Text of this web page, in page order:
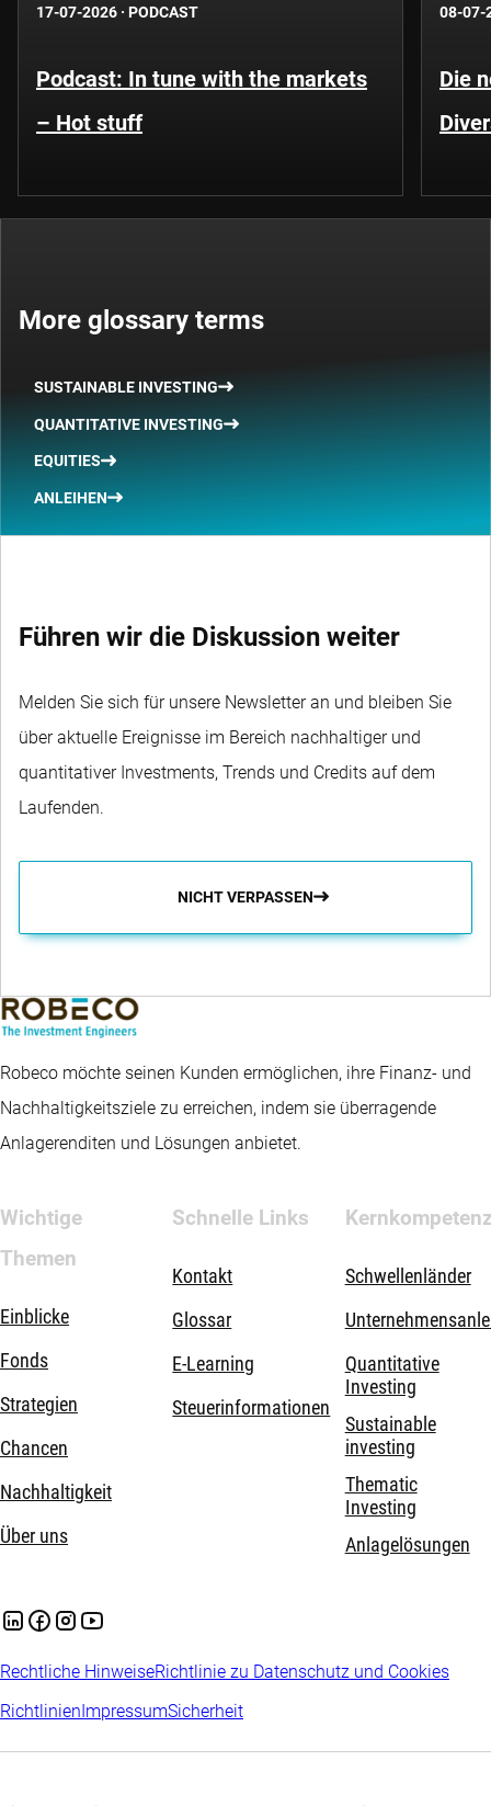
17-07-2026 · PODCAST
Podcast: In tune with the markets
– Hot stuff
08-07-
Die
More glossary terms
SUSTAINABLE INVESTING
QUANTITATIVE INVESTING
EQUITIES
ANLEIHEN
Führen wir die Diskussion weiter
Melden Sie sich für unsere Newsletter an und bleiben Sie
über aktuelle Ereignisse im Bereich nachhaltiger und
quantitativer Investments, Trends und Credits auf dem
Laufenden.
NICHT VERPASSEN
Robeco möchte seinen Kunden ermöglichen, ihre Finanz- und
Nachhaltigkeitsziele zu erreichen, indem sie überragende
Anlagerenditen und Lösungen anbietet.
Wichtige
Themen
Einblicke
Fonds
Strategien
Chancen
Nachhaltigkeit
Über uns
Schnelle Links
Kontakt
Glossar
E-Learning
Steuerinformationen
Schwellenländer
Quantitative
Investing
Sustainable
investing
Thematic
Investing
Anlagelösungen
Rechtliche HinweiseRichtlinie zu Datenschutz und Cookies
RichtlinienImpressumSicherheit